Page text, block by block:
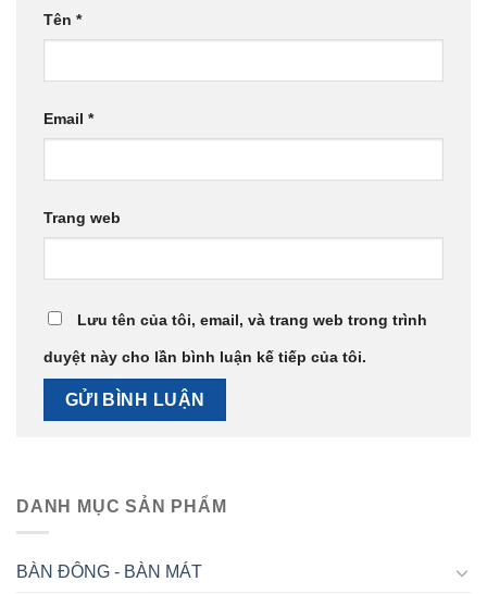
Tên *
Email *
Trang web
Lưu tên của tôi, email, và trang web trong trình
duyệt này cho lần bình luận kế tiếp của tôi.
DANH MỤC SẢN PHẨM
BÀN ĐÔNG - BÀN MÁT